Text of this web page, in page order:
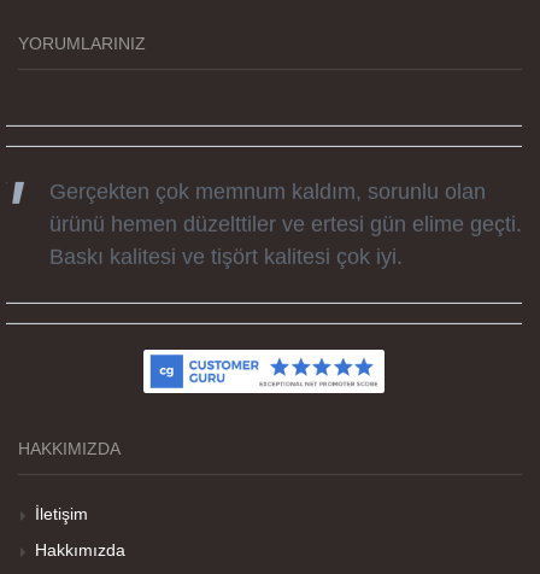
YORUMLARINIZ
günü hediyesi oldu. Kammana ailesine tüm
emekleri icin sonsuz teşekkürler.
Gerçekten çok memnum kaldım, sorunlu olan
ürünü hemen düzelttiler ve ertesi gün elime geçti.
Baskı kalitesi ve tişört kalitesi çok iyi.
Kumaş kalitesi ve basım harika.
Teşekkürler
HAKKIMIZDA
İletişim
Hakkımızda